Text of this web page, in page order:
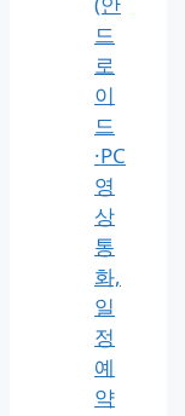
드
로
이
드
·PC
영
상
통
화,
일
정
예
약